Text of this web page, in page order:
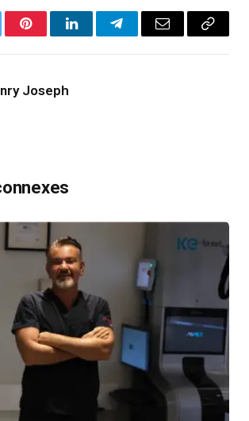
PinterestLinkedInTelegramEmail
Copy
Joseph